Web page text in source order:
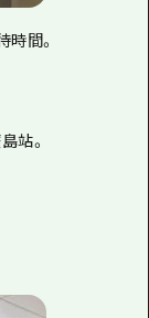
間。
站。